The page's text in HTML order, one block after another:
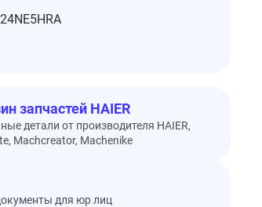
запчастей HAIER
детали от производителя HAIER,
Machcreator, Machenike
для юр лиц